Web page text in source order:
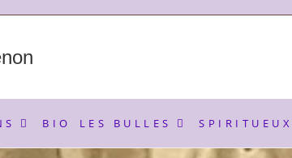
BIO LES BULLES SPIRITUEUX